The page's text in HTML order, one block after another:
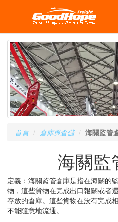
首頁 倉庫與倉儲 海關監管
海關監
定義：海關監管倉庫是指在海關的
物，這些貨物在完成出口報關或者
存放的倉庫。這些貨物在没有完成
不能隨意地流通。